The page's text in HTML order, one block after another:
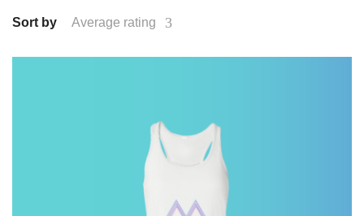
Sort by Average rating